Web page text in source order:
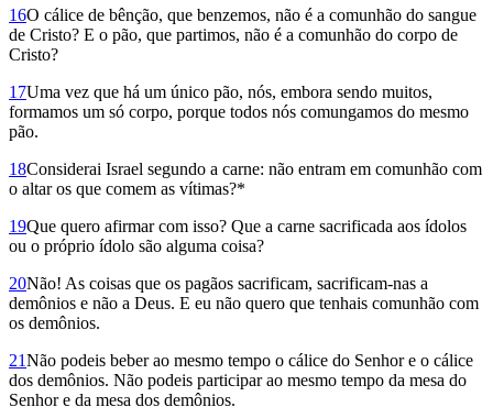
16O cálice de bênção, que benzemos, não é a comunhão do sangue
de Cristo? E o pão, que partimos, não é a comunhão do corpo de
Cristo?
17Uma vez que há um único pão, nós, embora sendo muitos,
formamos um só corpo, porque todos nós comungamos do mesmo
pão.
18Considerai Israel segundo a carne: não entram em comunhão com
o altar os que comem as vítimas?*
19Que quero afirmar com isso? Que a carne sacrificada aos ídolos
ou o próprio ídolo são alguma coisa?
20Não! As coisas que os pagãos sacrificam, sacrificam-nas a
demônios e não a Deus. E eu não quero que tenhais comunhão com
os demônios.
21Não podeis beber ao mesmo tempo o cálice do Senhor e o cálice
dos demônios. Não podeis participar ao mesmo tempo da mesa do
Senhor e da mesa dos demônios.